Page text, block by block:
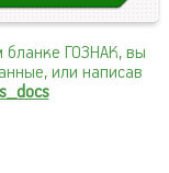
бланке ГОЗНАК, вы
или написав